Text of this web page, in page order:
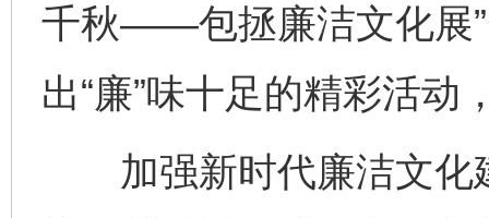
千秋——包拯廉洁文化展
出“廉”味十足的精彩活
加强新时代廉洁文化